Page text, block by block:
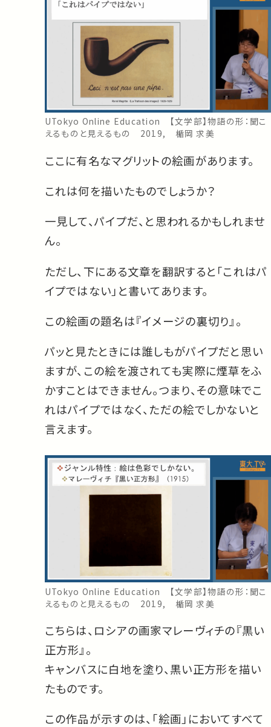
UTokyo Online Education 【文学部】物語の形：聞こ
えるものと見えるもの 2019, 楯岡 求美
ここに有名なマグリットの絵画があります。
これは何を描いたものでしょうか？
一見して、パイプだ、と思われるかもしれませ
ん。
ただし、下にある文章を翻訳すると「これはパ
イプではない」と書いてあります。
この絵画の題名は『イメージの裏切り』。
パッと見たときには誰しもがパイプだと思い
ますが、この絵を渡されても実際に煙草をふ
かすことはできません。つまり、その意味でこ
れはパイプではなく、ただの絵でしかないと
言えます。
UTokyo Online Education 【文学部】物語の形：聞こ
えるものと見えるもの 2019, 楯岡 求美
こちらは、ロシアの画家マレーヴィチの『黒い
正方形』。
キャンバスに白地を塗り、黒い正方形を描い
たものです。
この作品が示すのは、「絵画」においてすべて